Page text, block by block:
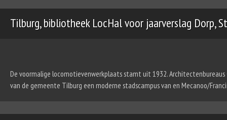
Tilburg, bibliotheek LocHal voor jaarverslag Dorp,
De voormalige locomotievenwerkplaats stamt uit 1932. Architectenbureaus
van de gemeente Tilburg een moderne stadscampus van en Mecanoo/